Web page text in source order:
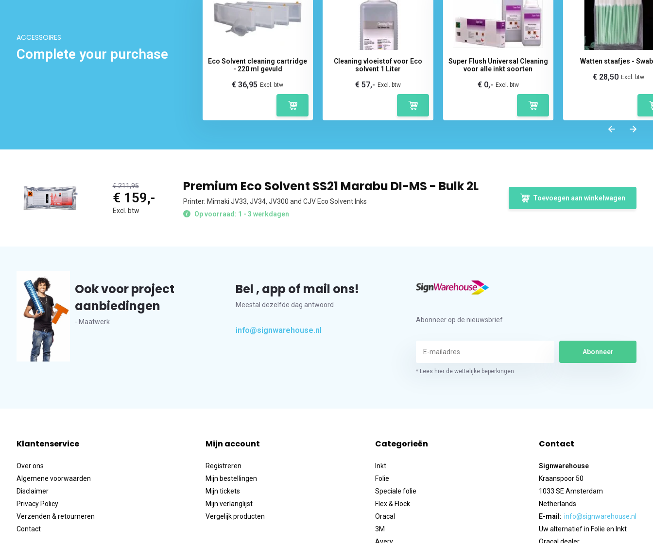
ACCESSOIRES
Complete your purchase
Inkt - Mild Eco
Premium Mimaki SS21 Inkt
Eco Solvent cleaning cartridge
- 220 ml gevuld
€ 36,95 Excl. btw
Cleaning vloeistof voor Eco
solvent 1 Liter
€ 57,- Excl. btw
Super Flush Universal Cleaning
voor alle inkt soorten
€ 0,- Excl. btw
Watten staafjes -
€ 28,50 Excl. btw
€ 211,95
€ 159,-
Excl. btw
Premium Eco Solvent SS21 Marabu DI-MS - Bulk 2L
Printer: Mimaki JV33, JV34, JV300 and CJV Eco Solvent Inks
Op voorraad: 1 - 3 werkdagen
Toevoegen aan winkelwagen
Ook voor project
aanbiedingen
- Maatwerk
Bel , app of mail ons!
Meestal dezelfde dag antwoord
info@signwarehouse.nl
Abonneer op de nieuwsbrief
Abonneer
* Lees hier de wettelijke beperkingen
Klantenservice
Over ons
Algemene voorwaarden
Disclaimer
Privacy Policy
Verzenden & retourneren
Contact
Mijn account
Registreren
Mijn bestellingen
Mijn tickets
Mijn verlanglijst
Vergelijk producten
Categorieën
Inkt
Folie
Speciale folie
Flex & Flock
Oracal
3M
Contact
Signwarehouse
Kraanspoor 50
1033 SE Amsterdam
Netherlands
E-mail: info@signwarehouse.nl
Uw alternatief in Folie en Inkt